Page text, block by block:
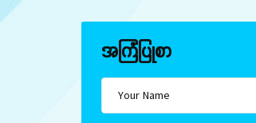
အကြံပြုစာ